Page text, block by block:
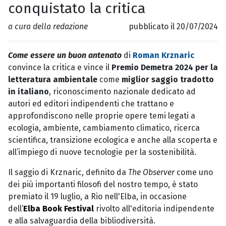
conquistato la critica
a cura della redazione pubblicato il 20/07/2024
Come essere un buon antenato di Roman Krznaric
convince la critica e vince il Premio Demetra 2024 per la
letteratura ambientale come miglior saggio tradotto
in italiano, riconoscimento nazionale dedicato ad
autori ed editori indipendenti che trattano e
approfondiscono nelle proprie opere temi legati a
ecologia, ambiente, cambiamento climatico, ricerca
scientifica, transizione ecologica e anche alla scoperta e
all’impiego di nuove tecnologie per la sostenibilità.
Il saggio di Krznaric, definito da The Observercome uno
dei più importanti filosofi del nostro tempo, è stato
premiato il 19 luglio, a Rio nell'Elba, in occasione
dell’Elba Book Festival rivolto all'editoria indipendente
e alla salvaguardia della bibliodiversità.